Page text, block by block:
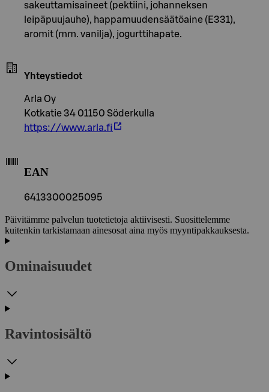
sakeuttamisaineet (pektiini, johanneksen
leipäpuujauhe), happamuudensäätöaine (E331),
aromit (mm. vanilja), jogurttihapate.
Yhteystiedot
Arla Oy
Kotkatie 34 01150 Söderkulla
https://www.arla.fi
EAN
6413300025095
Päivitämme palvelun tuotetietoja aktiivisesti. Suosittelemme
kuitenkin tarkistamaan ainesosat aina myös myyntipakkauksesta.
Ominaisuudet
Ravintosisältö